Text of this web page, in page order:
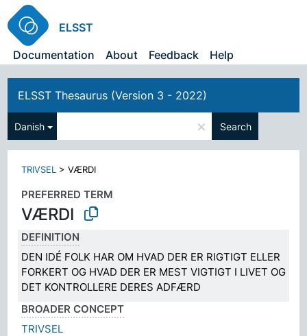
ELSST
Documentation
About Feedback Help
ELSST Thesaurus (Version 3 - 2022)
Danish × Search
TRIVSEL >VÆRDI
PREFERRED TERM
VÆRDI
DEFINITION
DEN IDÉ FOLK HAR OM HVAD DER ER RIGTIGT ELLER
FORKERT OG HVAD DER ER MEST VIGTIGT I LIVET OG
DET KONTROLLERE DERES ADFÆRD
BROADER CONCEPT
TRIVSEL